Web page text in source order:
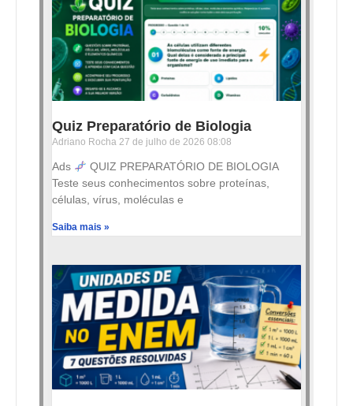
Quiz Preparatório de Biologia
Adriano Rocha 27 de julho de 2026 08:08
Ads
QUIZ PREPARATÓRIO DE BIOLOGIA
Teste seus conhecimentos sobre proteínas,
células, vírus, moléculas e
Saiba mais »